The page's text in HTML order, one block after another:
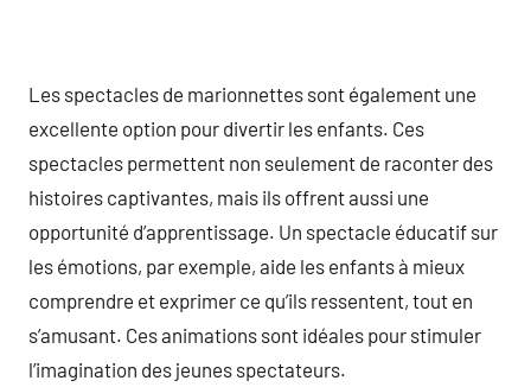
Les spectacles de marionnettes sont également une
excellente option pour divertir les enfants. Ces
spectacles permettent non seulement de raconter des
histoires captivantes, mais ils offrent aussi une
opportunité d’apprentissage. Un spectacle éducatif sur
les émotions, par exemple, aide les enfants à mieux
comprendre et exprimer ce qu’ils ressentent, tout en
s’amusant. Ces animations sont idéales pour stimuler
l’imagination des jeunes spectateurs.